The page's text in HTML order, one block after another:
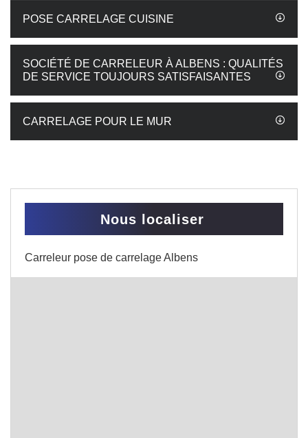
POSE CARRELAGE CUISINE
SOCIÉTÉ DE CARRELEUR À ALBENS : QUALITÉS
DE SERVICE TOUJOURS SATISFAISANTES
CARRELAGE POUR LE MUR
Nous localiser
Carreleur pose de carrelage Albens